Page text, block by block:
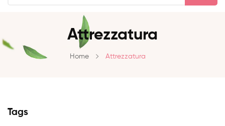
Attrezzatura
Home Attrezzatura
Tags